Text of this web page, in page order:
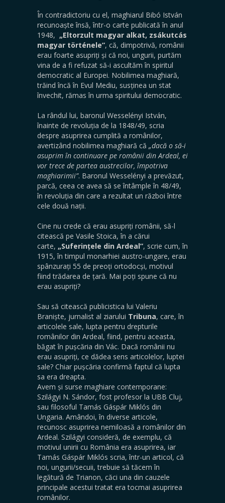
În contradictoriu cu el, maghiarul Bibó István
recunoaște însă, într-o carte publicată în anul
1948, „Eltorzult magyar alkat, zsákutcás
magyar történele”, că, dimpotrivă, românii
erau foarte asupriți și că noi, ungurii, purtăm
vina de a fi refuzat să-i ascultăm în spiritul
democratic al Europei. Nobilimea maghiară,
trăind încă în Evul Mediu, susținea un stat
învechit, rămas în urma spiritului democratic.
La rândul lui, baronul Wesselényi István,
înainte de revoluția de la 1848/49, scria
despre asuprirea cumplită a românilor,
avertizând nobilimea maghiară că „dacă o să-i
asuprim în continuare pe românii din Ardeal, ei
vor trece de partea austrecilor, împotriva
maghiarimii”. Baronul Wesselényi a prevăzut,
parcă, ceea ce avea să se întâmple în 48/49,
în revoluția din care a rezultat un război între
cele două nații.
Cine nu crede că erau asupriți românii, să-l
citească pe Vasile Stoica, în a cărui
carte, „Suferințele din Ardeal”, scrie cum, în
1915, în timpul monarhiei austro-ungare, erau
spânzurați 55 de preoți ortodocși, motivul
fiind trădarea de țară. Mai poți spune că nu
erau asupriți?
Sau să citească publicistica lui Valeriu
Braniște, jurnalist al ziarului Tribuna, care, în
articolele sale, lupta pentru drepturile
românilor din Ardeal, fiind, pentru aceasta,
băgat în pușcăria din Vác. Dacă românii nu
erau asupriți, ce dădea sens articolelor, luptei
sale? Chiar pușcăria confirmă faptul că lupta
sa era dreapta.
Avem și surse maghiare contemporane:
Szilágyi N. Sándor, fost profesor la UBB Cluj,
sau filosoful Tamás Gáspár Miklós din
Ungaria. Amândoi, în diverse articole,
recunosc asuprirea nemiloasă a românilor din
Ardeal. Szilágyi consideră, de exemplu, că
motivul unirii cu România era asuprirea, iar
Tamás Gáspár Miklós scria, într-un articol, că
noi, ungurii/secuii, trebuie să tăcem în
legătură de Trianon, căci una din cauzele
principale acestui tratat era tocmai asuprirea
românilor.